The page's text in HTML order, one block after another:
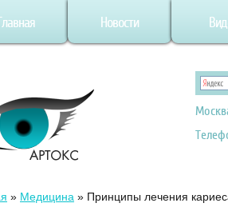
Главная Новости
» Медицина » Принципы лечения